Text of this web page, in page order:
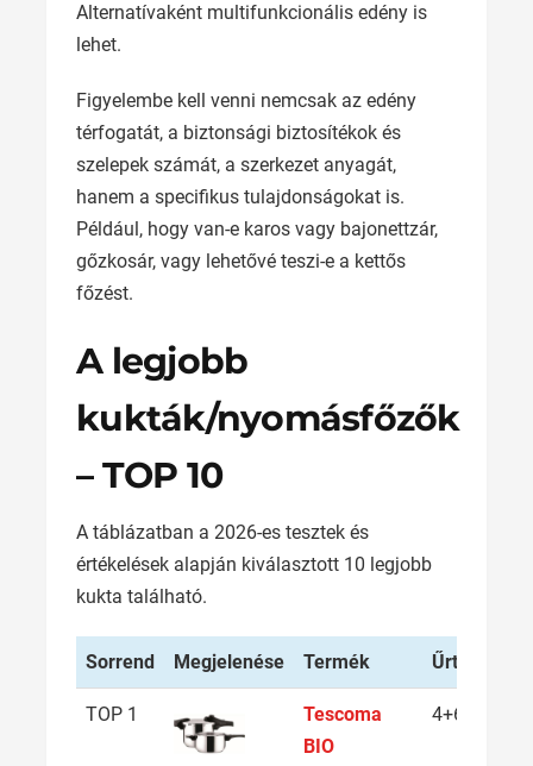
Alternatívaként multifunkcionális edény is
lehet.
Figyelembe kell venni nemcsak az edény
térfogatát, a biztonsági biztosítékok és
szelepek számát, a szerkezet anyagát,
hanem a specifikus tulajdonságokat is.
Például, hogy van-e karos vagy bajonettzár,
gőzkosár, vagy lehetővé teszi-e a kettős
főzést.
A legjobb
kukták/nyomásfőzők
– TOP 10
A táblázatban a 2026-es tesztek és
értékelések alapján kiválasztott 10 legjobb
kukta található.
Sorrend Megjelenése Termék Űrtartalom
TOP 1
Tescoma
BIO
4+6 l